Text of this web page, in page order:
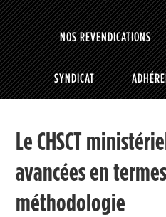
NOS REVENDICATIONS
SYNDICAT
Le CHSCT
avancées en
méthodologie